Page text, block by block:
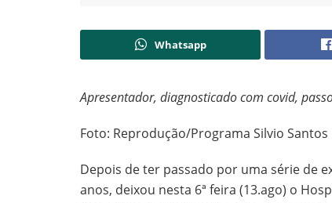
Whatsapp
Apresentador, diagnosticado com covid,
Foto: Reprodução/Programa Silvio Santos
Depois de ter passado por uma série de
anos, deixou nesta 6ª feira (13.ago) o